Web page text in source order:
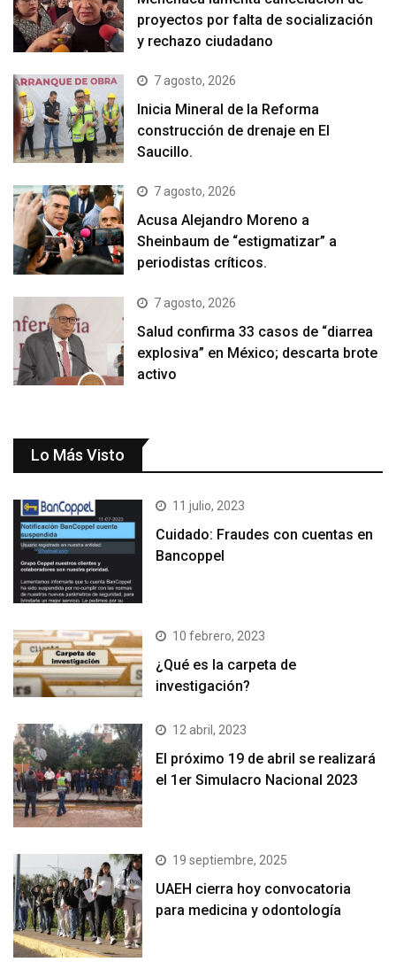
proyectos por falta de socialización
y rechazo ciudadano
7 agosto, 2026
Inicia Mineral de la Reforma
construcción de drenaje en El
Saucillo.
7 agosto, 2026
Acusa Alejandro Moreno a
Sheinbaum de “estigmatizar” a
periodistas críticos.
7 agosto, 2026
Salud confirma 33 casos de “diarrea
explosiva” en México; descarta brote
activo
Lo Más Visto
11 julio, 2023
Cuidado: Fraudes con cuentas en
Bancoppel
10 febrero, 2023
¿Qué es la carpeta de
investigación?
12 abril, 2023
El próximo 19 de abril se realizará
el 1er Simulacro Nacional 2023
19 septiembre, 2025
UAEH cierra hoy convocatoria
para medicina y odontología